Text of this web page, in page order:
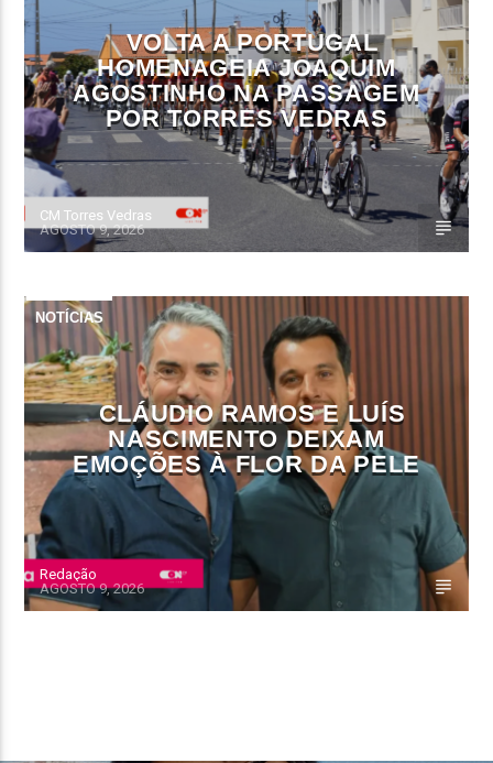
VOLTA A PORTUGAL
HOMENAGEIA JOAQUIM
AGOSTINHO NA PASSAGEM
POR TORRES VEDRAS
CM Torres Vedras
AGOSTO 9, 2026
NOTÍCIAS
CLÁUDIO RAMOS E LUÍS
NASCIMENTO DEIXAM
EMOÇÕES À FLOR DA PELE
Redação
AGOSTO 9, 2026